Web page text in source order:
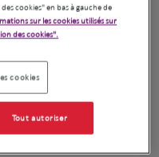
cookies" en bas à gauche de
sur les cookies utilisés sur
des cookies".
cookies
Tout autoriser